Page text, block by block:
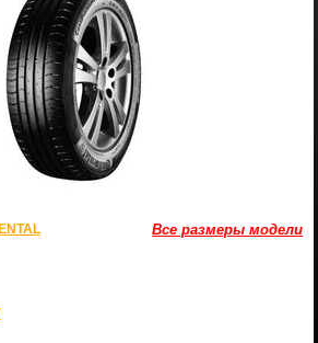
Все размеры модели